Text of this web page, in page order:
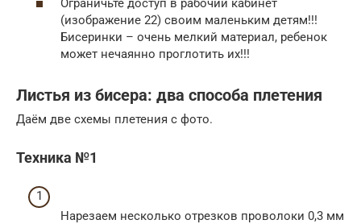
Ограничьте доступ в рабочий кабинет
(изображение 22) своим маленьким детям!!!
Бисеринки – очень мелкий материал, ребенок
может нечаянно проглотить их!!!
Листья из бисера: два способа плетения
Даём две схемы плетения с фото.
Техника №1
Нарезаем несколько отрезков проволоки 0,3 мм